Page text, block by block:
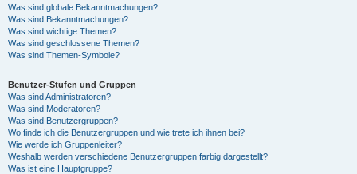
Was sind globale Bekanntmachungen?
Was sind Bekanntmachungen?
Was sind wichtige Themen?
Was sind geschlossene Themen?
Was sind Themen-Symbole?
Benutzer-Stufen und Gruppen
Was sind Administratoren?
Was sind Moderatoren?
Was sind Benutzergruppen?
Wo finde ich die Benutzergruppen und wie trete ich ihnen bei?
Wie werde ich Gruppenleiter?
Weshalb werden verschiedene Benutzergruppen farbig dargestellt?
Was ist eine Hauptgruppe?